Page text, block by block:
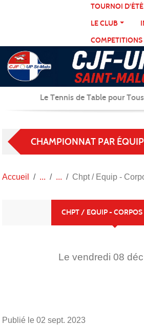
TOURNOI D'ÉTÉ
LE CLUB
COMPETITIONS
Le Tennis de Table pour
CHAMPIONNAT PAR
Accueil Chpt / Equip -
CHPT / EQUIP - CORPOS
Le vendredi 08
Publié le 02 sept. 2023
Panneau de gestion des cookies